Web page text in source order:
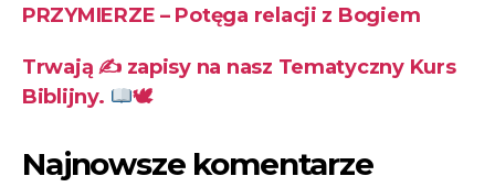
PRZYMIERZE – Potęga relacji z Bogiem
Trwają ✍zapisy na nasz Tematyczny Kurs
Biblijny.
🕊
Najnowsze komentarze